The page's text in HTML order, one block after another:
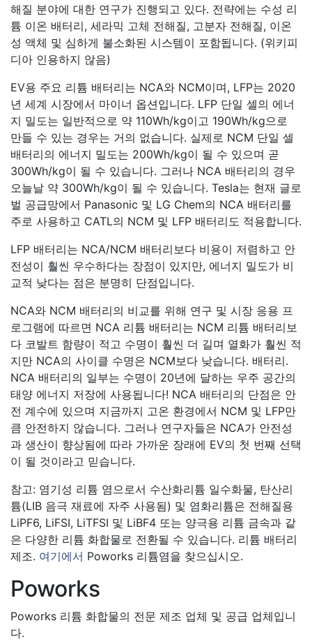
해질 분야에 대한 연구가 진행되고 있다. 전략에는 수성 리
튬 이온 배터리, 세라믹 고체 전해질, 고분자 전해질, 이온
성 액체 및 심하게 불소화된 시스템이 포함됩니다. (위키피
디아 인용하지 않음)
EV용 주요 리튬 배터리는 NCA와 NCM이며, LFP는 2020
년 세계 시장에서 마이너 옵션입니다. LFP 단일 셀의 에너
지 밀도는 일반적으로 약 110Wh/kg이고 190Wh/kg으로
만들 수 있는 경우는 거의 없습니다. 실제로 NCM 단일 셀
배터리의 에너지 밀도는 200Wh/kg이 될 수 있으며 곧
300Wh/kg이 될 수 있습니다. 그러나 NCA 배터리의 경우
오늘날 약 300Wh/kg이 될 수 있습니다. Tesla는 현재 글로
벌 공급망에서 Panasonic 및 LG Chem의 NCA 배터리를
주로 사용하고 CATL의 NCM 및 LFP 배터리도 적용합니다.
LFP 배터리는 NCA/NCM 배터리보다 비용이 저렴하고 안
전성이 훨씬 우수하다는 장점이 있지만, 에너지 밀도가 비
교적 낮다는 점은 분명히 단점입니다.
NCA와 NCM 배터리의 비교를 위해 연구 및 시장 응용 프
로그램에 따르면 NCA 리튬 배터리는 NCM 리튬 배터리보
다 코발트 함량이 적고 수명이 훨씬 더 길며 열화가 훨씬 적
지만 NCA의 사이클 수명은 NCM보다 낮습니다. 배터리.
NCA 배터리의 일부는 수명이 20년에 달하는 우주 공간의
태양 에너지 저장에 사용됩니다! NCA 배터리의 단점은 안
전 계수에 있으며 지금까지 고온 환경에서 NCM 및 LFP만
큼 안전하지 않습니다. 그러나 연구자들은 NCA가 안전성
과 생산이 향상됨에 따라 가까운 장래에 EV의 첫 번째 선택
이 될 것이라고 믿습니다.
참고: 염기성 리튬 염으로서 수산화리튬 일수화물, 탄산리
튬(LIB 음극 재료에 자주 사용됨) 및 염화리튬은 전해질용
LiPF6, LiFSI, LiTFSI 및 LiBF4 또는 양극용 리튬 금속과 같
은 다양한 리튬 화합물로 전환될 수 있습니다. 리튬 배터리
제조. 여기에서 Poworks 리튬염을 찾으십시오.
Poworks
Poworks 리튬 화합물의 전문 제조 업체 및 공급 업체입니
다.